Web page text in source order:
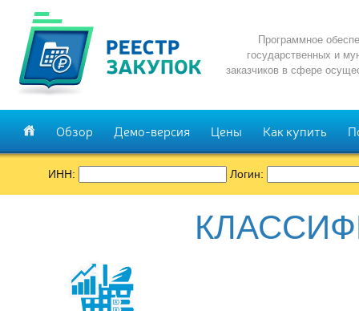
Программное
государственных и
заказчиков в сфере
Обзор Демо-версия Цены Как купить
ИНН: Логин: